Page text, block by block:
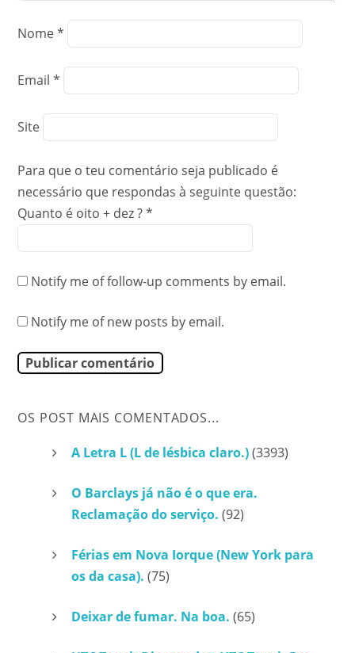
Nome*
Email*
Site
Para que o teu comentário seja publicado é
necessário que respondas à seguinte questão:
Quanto é oito + dez ? *
Notify me of follow-up comments by email.
Notify me of new posts by email.
OS POST MAIS COMENTADOS...
A Letra L (L de lésbica claro.)(3393)
O Barclays já não é o que era.
Reclamação do serviço. (92)
Férias em Nova Iorque (New York para
os da casa). (75)
Deixar de fumar. Na boa. (65)